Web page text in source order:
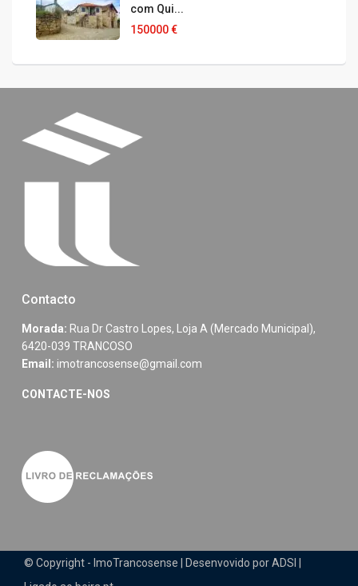
com Qui...
150000 €
Contacto
Morada: Rua Dr Castro Lopes, Loja A (Mercado Municipal),
6420-039 TRANCOSO
Email: imotrancosense@gmail.com
CONTACTE-NOS
© Copyright - ImoTrancosense | Desenvovido por ADSI |